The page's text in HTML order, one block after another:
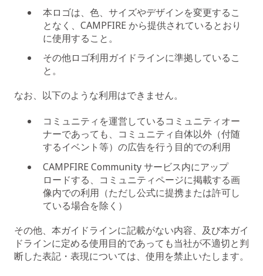
本ロゴは、色、サイズやデザインを変更するこ
となく、CAMPFIRE から提供されているとおり
に使用すること。
その他ロゴ利用ガイドラインに準拠しているこ
と。
なお、以下のような利用はできません。
コミュニティを運営しているコミュニティオー
ナーであっても、コミュニティ自体以外（付随
するイベント等）の広告を行う目的での利用
CAMPFIRE Community サービス内にアップ
ロードする、コミュニティページに掲載する画
像内での利用（ただし公式に提携または許可し
ている場合を除く）
その他、本ガイドラインに記載がない内容、及び本ガイ
ドラインに定める使用目的であっても当社が不適切と判
断した表記・表現については、使用を禁止いたします。